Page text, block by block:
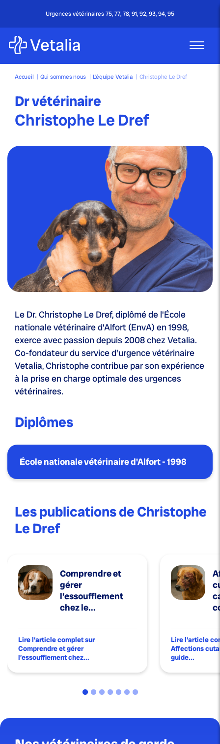
Urgences vétérinaires 75, 77, 78, 91, 92, 93, 94, 95
Accueil | Qui sommes nous | L’équipe Vetalia | Christophe Le Dref
Le Dr. Christophe Le Dref, diplômé de l'École
nationale vétérinaire d'Alfort (EnvA) en 1998,
exerce avec passion depuis 2008 chez Vetalia.
Co-fondateur du service d'urgence vétérinaire
Vetalia, Christophe contribue par son expérience
à la prise en charge optimale des urgences
vétérinaires.
Diplômes
École nationale vétérinaire d'Alfort - 1998
Dr vétérinaire
Christophe Le Dref
Les publications de Christophe
Le Dref
Comprendre et
gérer
l’essoufflement
chez le...
Lire l’article complet sur
Comprendre et gérer
l’essoufflement chez...
Lire l’article
Affections
guide...